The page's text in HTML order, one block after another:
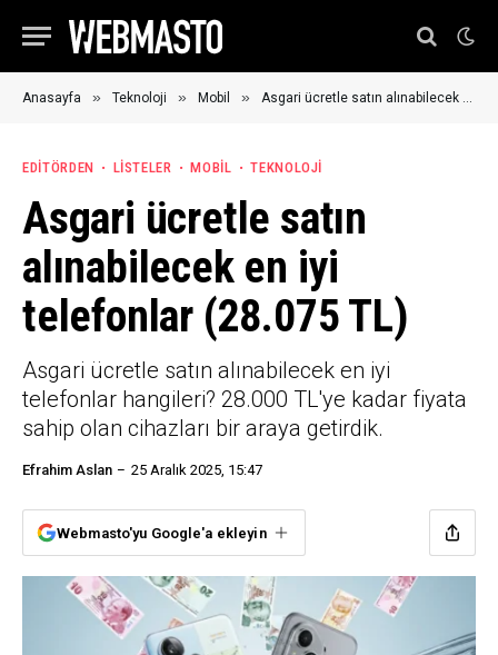
Anasayfa » Teknoloji » Mobil » Asgari ücretle satın alınabilecek en iyi telefonlar (28.075 TL)
EDITÖRDEN LISTELER MOBIL TEKNOLOJI
Asgari ücretle satın
alınabilecek en iyi
telefonlar (28.075 TL)
Asgari ücretle satın alınabilecek en iyi
telefonlar hangileri? 28.000 TL'ye kadar fiyata
sahip olan cihazları bir araya getirdik.
Efrahim Aslan 25 Aralık 2025, 15:47
Webmasto'yu Google'a ekleyin